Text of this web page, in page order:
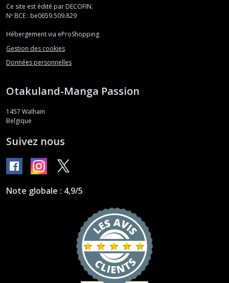
Ce site est édité par DECOFIN.
Nº BCE : be0659.509.829
Hébergement via eProShopping
Gestion des cookies
Données personnelles
Otakuland-Manga Passion
1457 Walhain
Belgique
Suivez nous
Note globale : 4,9/5